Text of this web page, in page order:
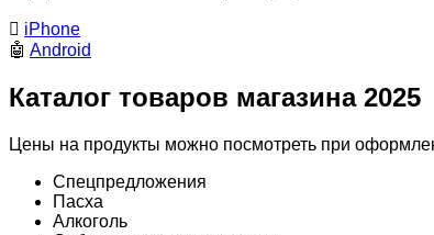
 iPhone
🤖 Android
Каталог товаров магазина 2025
Цены на продукты можно посмотреть при
Спецпредложения
Пасха
Алкоголь